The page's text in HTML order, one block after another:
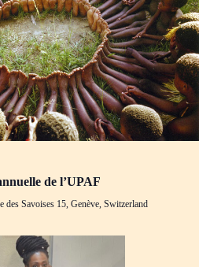
de l’UPAF
des Savoises 15, Genève, Switzerland